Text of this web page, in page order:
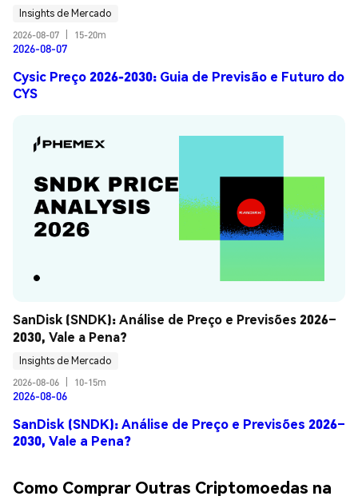
Insights de Mercado
2026-08-07
15-20m
2026-08-07
Cysic Preço 2026-2030: Guia de Previsão e Futuro do
CYS
SanDisk (SNDK): Análise de Preço e Previsões 2026–
2030, Vale a Pena?
Insights de Mercado
2026-08-06
10-15m
2026-08-06
SanDisk (SNDK): Análise de Preço e Previsões 2026–
2030, Vale a Pena?
Como Comprar Outras Criptomoedas na